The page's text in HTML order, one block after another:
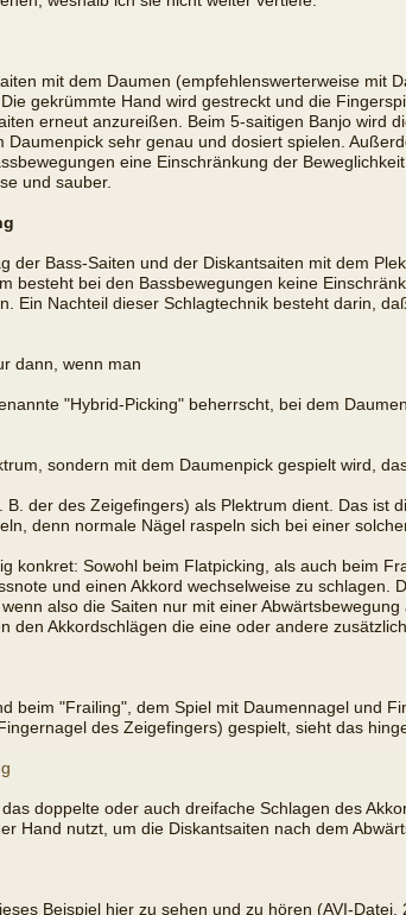
mit dem Daumen (empfehlenswerterweise mit
gekrümmte Hand wird gestreckt und die
erneut anzureißen. Beim 5-saitigen Banjo wird
Daumenpick sehr genau und dosiert spielen.
eine Einschränkung der
und sauber.
der Bass-Saiten und der Diskantsaiten mit dem
besteht bei den Bassbewegungen keine
Ein Nachteil dieser Schlagtechnik besteht darin,
dann, wenn man
"Hybrid-Picking" beherrscht, bei dem
sondern mit dem Daumenpick gespielt wird,
B. der des Zeigefingers) als Plektrum dient. Das ist
denn normale Nägel raspeln sich bei einer
konkret: Sowohl beim Flatpicking, als auch beim
und einen Akkord wechselweise zu
also die Saiten nur mit einer
den Akkordschlägen die eine oder andere
beim "Frailing", dem Spiel mit Daumennagel und
des Zeigefingers) gespielt, sieht das
doppelte oder auch dreifache Schlagen des
Hand nutzt, um die Diskantsaiten nach dem
Beispiel hier zu sehen und zu hören (AVI-Datei,